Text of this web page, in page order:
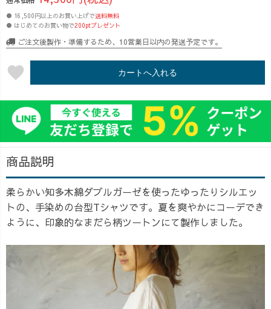
● 16,500円以上のお買い上げで送料無料
● はじめてのお買い物で200ptプレゼント
ご注文後製作・準備するため、10営業日以内の発送予定です。
favorite カートへ入れる
商品説明
柔らかい知多木綿ダブルガーゼを使ったゆったりシルエッ
トの、手染めの台型Tシャツです。夏を爽やかにコーデでき
ように、印象的なまだら柄ツートンにて製作しました。